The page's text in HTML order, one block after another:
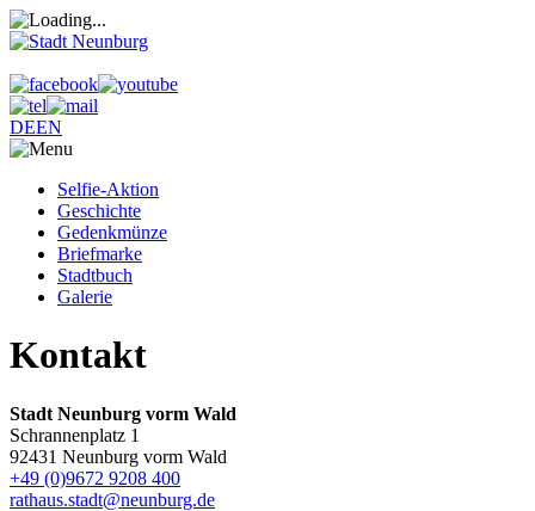
DEEN
Selfie-Aktion
Geschichte
Gedenkmünze
Briefmarke
Stadtbuch
Galerie
Kontakt
Stadt Neunburg vorm Wald
Schrannenplatz 1
92431 Neunburg vorm Wald
+49 (0)9672 9208 400
rathaus.stadt@neunburg.de